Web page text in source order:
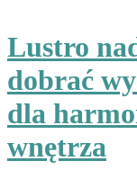
Lustro
dobrać
dla
wnętrza